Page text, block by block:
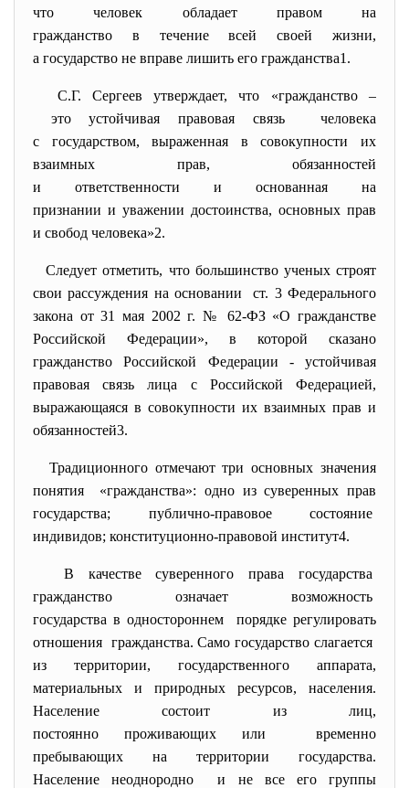
что человек обладает правом на
гражданство в течение всей своей жизни,
а государство не вправе лишить его гражданства1 .
С.Г. Сергеев утверждает, что «гражданство –
это устойчивая правовая связь человека
с государством, выраженная в совокупности их
взаимных прав, обязанностей
и ответственности и основанная на
признании и уважении достоинства, основных прав
и свобод человека»2.
Следует отметить, что большинство ученых строят
свои рассуждения на основании ст. 3 Федерального
закона от 31 мая 2002 г. № 62-ФЗ «О гражданстве
Российской Федерации», в которой сказано
гражданство Российской Федерации - устойчивая
правовая связь лица с Российской Федерацией,
выражающаяся в совокупности их взаимных прав и
обязанностей3.
Традиционного отмечают три основных значения
понятия «гражданства»: одно из суверенных прав
государства; публично-правовое состояние
индивидов; конституционно-правовой институт4.
В качестве суверенного права государства
гражданство означает возможность
государства в одностороннем порядке регулировать
отношения гражданства. Само государство слагается
из территории, государственного аппарата,
материальных и природных ресурсов, населения.
Население состоит из лиц,
постоянно проживающих или временно
пребывающих на территории государства.
Население неоднородно и не все его группы